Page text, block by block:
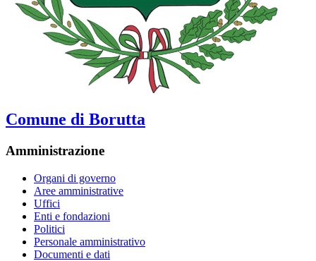
Comune di Borutta
Amministrazione
Organi di governo
Aree amministrative
Uffici
Enti e fondazioni
Politici
Personale amministrativo
Documenti e dati